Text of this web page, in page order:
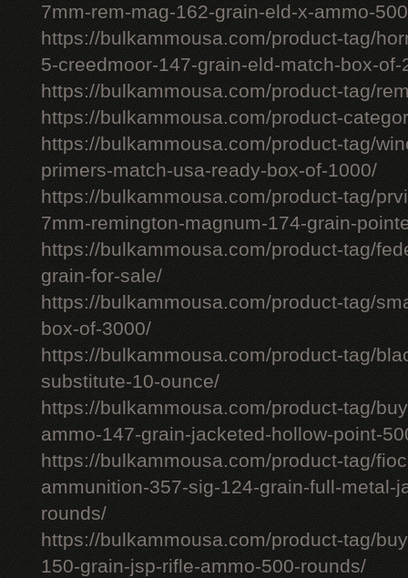
7mm-rem-mag-162-grain-eld-x-ammo-
https://bulkammousa.com/product-tag/
5-creedmoor-147-grain-eld-match-box-of-
https://bulkammousa.com/product-tag/
https://bulkammousa.com/product-
https://bulkammousa.com/product-tag/
primers-match-usa-ready-box-of-1000/
https://bulkammousa.com/product-tag/
7mm-remington-magnum-174-grain-
https://bulkammousa.com/product-tag/
grain-for-sale/
https://bulkammousa.com/product-tag/
box-of-3000/
https://bulkammousa.com/product-tag/
substitute-10-ounce/
https://bulkammousa.com/product-tag/
ammo-147-grain-jacketed-hollow-point-
https://bulkammousa.com/product-tag/
ammunition-357-sig-124-grain-full-metal-
rounds/
https://bulkammousa.com/product-tag/
150-grain-jsp-rifle-ammo-500-rounds/